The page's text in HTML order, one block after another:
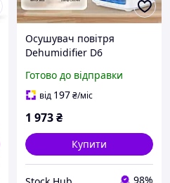
Осушувач повітря
Dehumidifier D6
осушувач з таймером і
підсвіткою для
Готово до відправки
від 197₴/міс
1 973₴
Купити
98%